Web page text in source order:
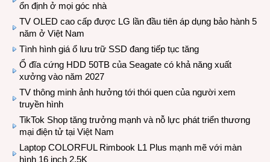
ổn định ở mọi góc nhà
TV OLED cao cấp được LG lần đầu tiên áp dụng bảo hành 5
năm ở Việt Nam
Tình hình giá ổ lưu trữ SSD đang tiếp tục tăng
Ổ đĩa cứng HDD 50TB của Seagate có khả năng xuất
xưởng vào năm 2027
TV thông minh ảnh hưởng tới thói quen của người xem
truyền hình
TikTok Shop tăng trưởng mạnh và nỗ lực phát triển thương
mại điện tử tại Việt Nam
Laptop COLORFUL Rimbook L1 Plus mạnh mẽ với màn
hình 16 inch 2.5K